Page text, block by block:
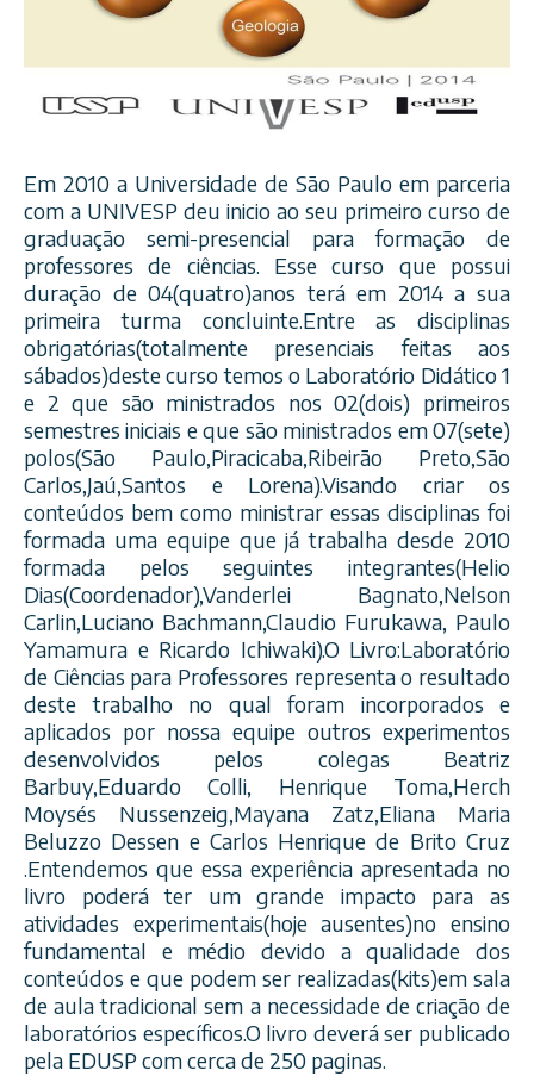
Em 2010 a Universidade de São Paulo em parceria
com a UNIVESP deu inicio ao seu primeiro curso de
graduação semi-presencial para formação de
professores de ciências. Esse curso que possui
duração de 04(quatro)anos terá em 2014 a sua
primeira turma concluinte.Entre as disciplinas
obrigatórias(totalmente presenciais feitas aos
sábados)deste curso temos o Laboratório Didático 1
e 2 que são ministrados nos 02(dois) primeiros
semestres iniciais e que são ministrados em 07(sete)
polos(São Paulo,Piracicaba,Ribeirão Preto,São
Carlos,Jaú,Santos e Lorena).Visando criar os
conteúdos bem como ministrar essas disciplinas foi
formada uma equipe que já trabalha desde 2010
formada pelos seguintes integrantes(Helio
Dias(Coordenador),Vanderlei Bagnato,Nelson
Carlin,Luciano Bachmann,Claudio Furukawa, Paulo
Yamamura e Ricardo Ichiwaki).O Livro:Laboratório
de Ciências para Professores representa o resultado
deste trabalho no qual foram incorporados e
aplicados por nossa equipe outros experimentos
desenvolvidos pelos colegas Beatriz
Barbuy,Eduardo Colli, Henrique Toma,Herch
Moysés Nussenzeig,Mayana Zatz,Eliana Maria
Beluzzo Dessen e Carlos Henrique de Brito Cruz
.Entendemos que essa experiência apresentada no
livro poderá ter um grande impacto para as
atividades experimentais(hoje ausentes)no ensino
fundamental e médio devido a qualidade dos
conteúdos e que podem ser realizadas(kits)em sala
de aula tradicional sem a necessidade de criação de
laboratórios específicos.O livro deverá ser publicado
pela EDUSP com cerca de 250 paginas.